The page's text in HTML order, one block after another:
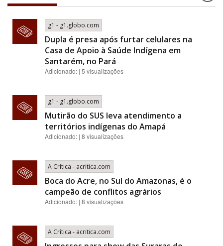
g1 - g1.globo.com
Dupla é presa após furtar celulares na
Casa de Apoio à Saúde Indígena em
Santarém, no Pará
Adicionado: | 5 visualizações
g1 - g1.globo.com
Mutirão do SUS leva atendimento a
territórios indígenas do Amapá
Adicionado: | 8 visualizações
A Crítica - acritica.com
Boca do Acre, no Sul do Amazonas, é o
campeão de conflitos agrários
Adicionado: | 8 visualizações
A Crítica - acritica.com